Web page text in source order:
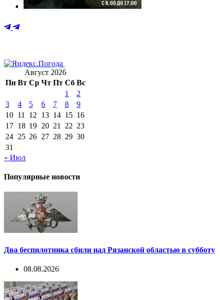
Август 2026
Пн Вт Ср Чт Пт Сб Вс
1
2
3
4 5 6 7 8
9
10 11 12 13 14 15 16
17 18 19 20 21 22 23
24 25 26 27 28 29 30
31
« Июл
Популярные новости
Два беспилотника сбили над Рязанской областью в субботу
08.08.2026